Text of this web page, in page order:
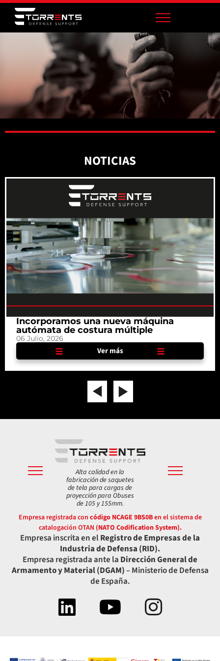
NOTICIAS
Incorporamos una nueva máquina
autómata de costura múltiple
06 Julio, 2026
Ver más
Alta calidad en la
fabricación de saquetes
de tela para cargas de
proyección para Obuses
de 105 y 155mm.
Empresa registrada con código NCAGE 9BS0Ben el sistema de
catalogación OTAN (NATO Codification System).
Empresa inscrita en el Registro de Empresas de la
Industria de Defensa (RID).
Empresa registrada ante la Dirección General de
Armamento y Material (DGAM)– Ministerio de Defensa
de España.